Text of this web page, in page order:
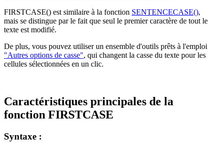
FIRSTCASE() est similaire à la fonction SENTENCECASE(),
mais se distingue par le fait que seul le premier caractère de tout le
texte est modifié.
De plus, vous pouvez utiliser un ensemble d'outils prêts à l'emploi
"Autres options de casse", qui changent la casse du texte pour les
cellules sélectionnées en un clic.
Caractéristiques principales de la
fonction FIRSTCASE
Syntaxe :